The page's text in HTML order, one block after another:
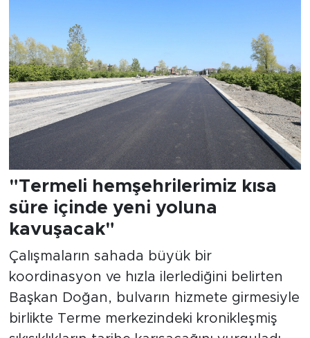
"Termeli hemşehrilerimiz kısa
süre içinde yeni yoluna
kavuşacak"
Çalışmaların sahada büyük bir
koordinasyon ve hızla ilerlediğini belirten
Başkan Doğan, bulvarın hizmete girmesiyle
birlikte Terme merkezindeki kronikleşmiş